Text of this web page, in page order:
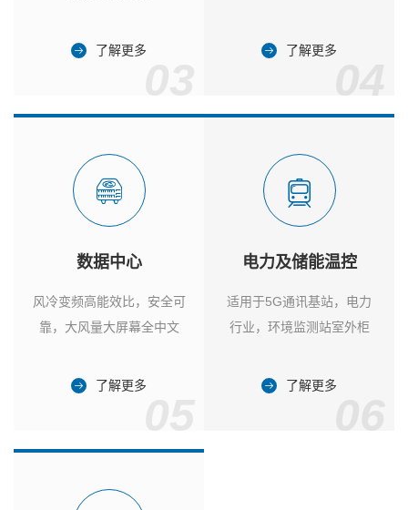
了解更多 了解更多
数据中心
风冷变频高能效比，安全可
靠，大风量大屏幕全中文
了解更多
电力及储能温控
适用于5G通讯基站，电力
行业，环境监测站室外柜
了解更多